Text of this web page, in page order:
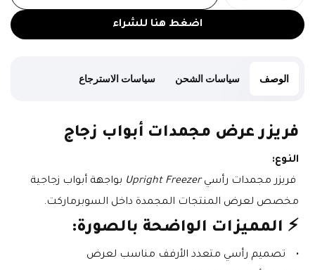
اضغط هنا للشراء
الوصف سياسات الشحن سياسات الاسترجاع
فريزر عرض مجمدات أبواب زجاج
النوع:
Upright Freezer
مخصص لعرض المنتجات المجمدة داخل السوبرماركت.
⚡ المميزات الواضحة بالصورة: